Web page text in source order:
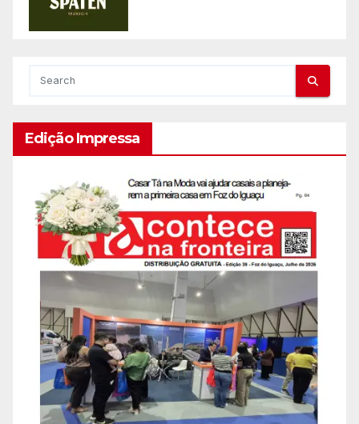
Edição Impressa